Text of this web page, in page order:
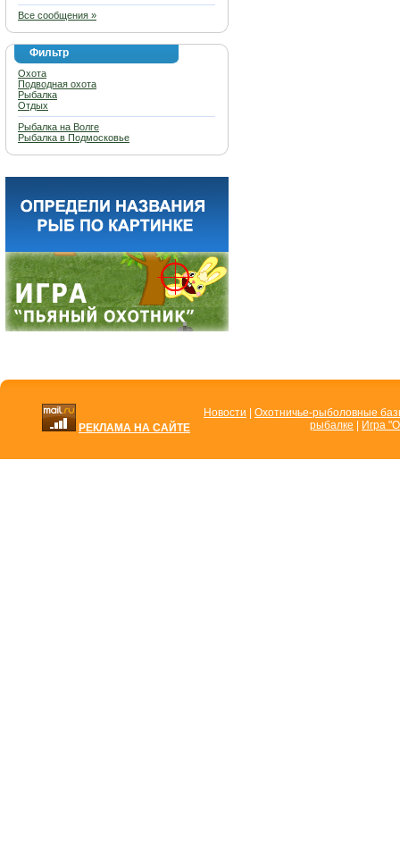
Все сообщения »
Фильтр
Охота
Подводная охота
Рыбалка
Отдых
Рыбалка на Волге
Рыбалка в Подмосковье
РЕКЛАМА НА САЙТЕ
Новости
Охотничье-рыболовные
рыбалке
Игра